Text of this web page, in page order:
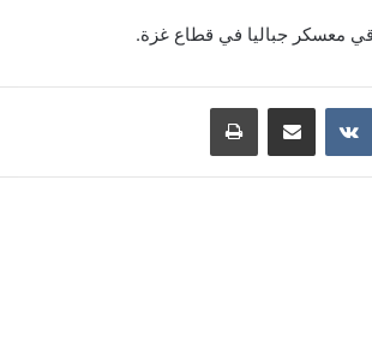
معسكر جباليا في قطاع غزة.
مشاركة عبر البريد طباعة